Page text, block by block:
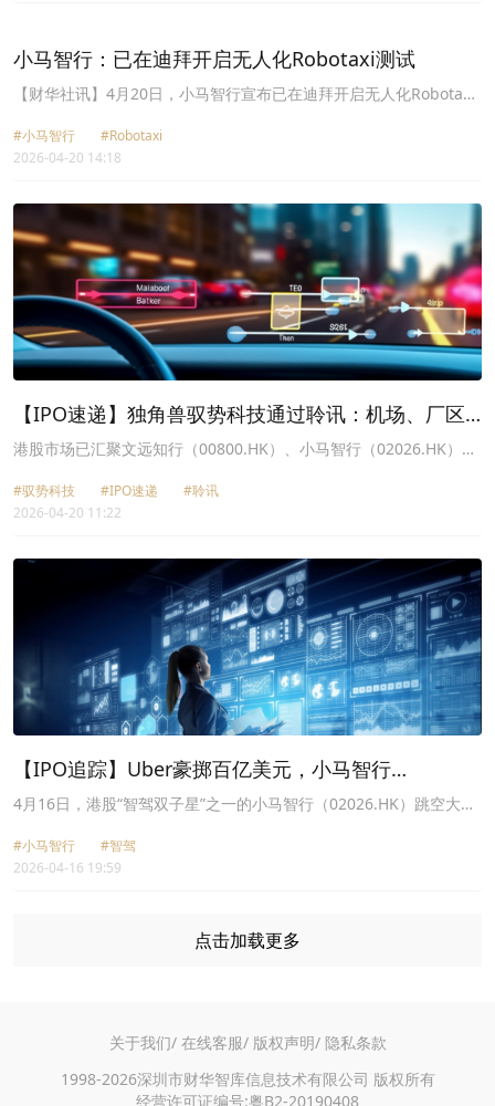
小马智行：已在迪拜开启无人化Robotaxi测试
​【财华社讯】4月20日，小马智行宣布已在迪拜开启无人化Robotaxi
众的Robotaxi商业化服务，车队规模达数百辆。2026年，小马智行
计划在全球20余座城市部署超过3000辆Robotaxi，其中海外城市预
#小马智行
#Robotaxi
2026-04-20 14:18
【IPO速递】独角兽驭势科技通过聆讯：机场、厂区
自动驾驶之王
港股市场已汇聚文远知行（00800.HK）、小马智行（02026.HK）、
驶领域的上市企业。随着冲刺港股的企业日益增多，自动驾驶板块阵
容有望持续扩容。
#驭势科技 #IPO速递
#聆讯
2026-04-20 11:22
【IPO追踪】Uber豪掷百亿美元，小马智行
（02026.HK）狂飙近11%！
4月16日，港股“智驾双子星”之一的小马智行（02026.HK）跳空大涨
3.85%。
#小马智行
#智驾
2026-04-16 19:59
点击加载更多
关于我们/ 在线客服/ 版权声明/ 隐私条款
1998-2026深圳市财华智库信息技术有限公司 版权所有
经营许可证编号:粤B2-20190408